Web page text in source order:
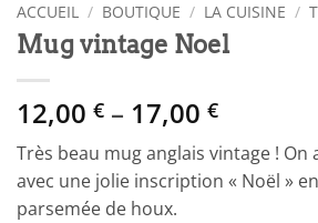
ACCUEIL / BOUTIQUE / LA CUISINE /
Mug vintage Noel
12,00 € – 17,00 €Price
range:
12,00 €
through
Très beau mug anglais vintage !
avec une jolie inscription « Noël »
parsemée de houx.